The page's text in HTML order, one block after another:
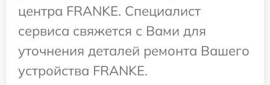
центра FRANKE. Специалист
сервиса свяжется с Вами для
уточнения деталей ремонта Вашего
устройства FRANKE.